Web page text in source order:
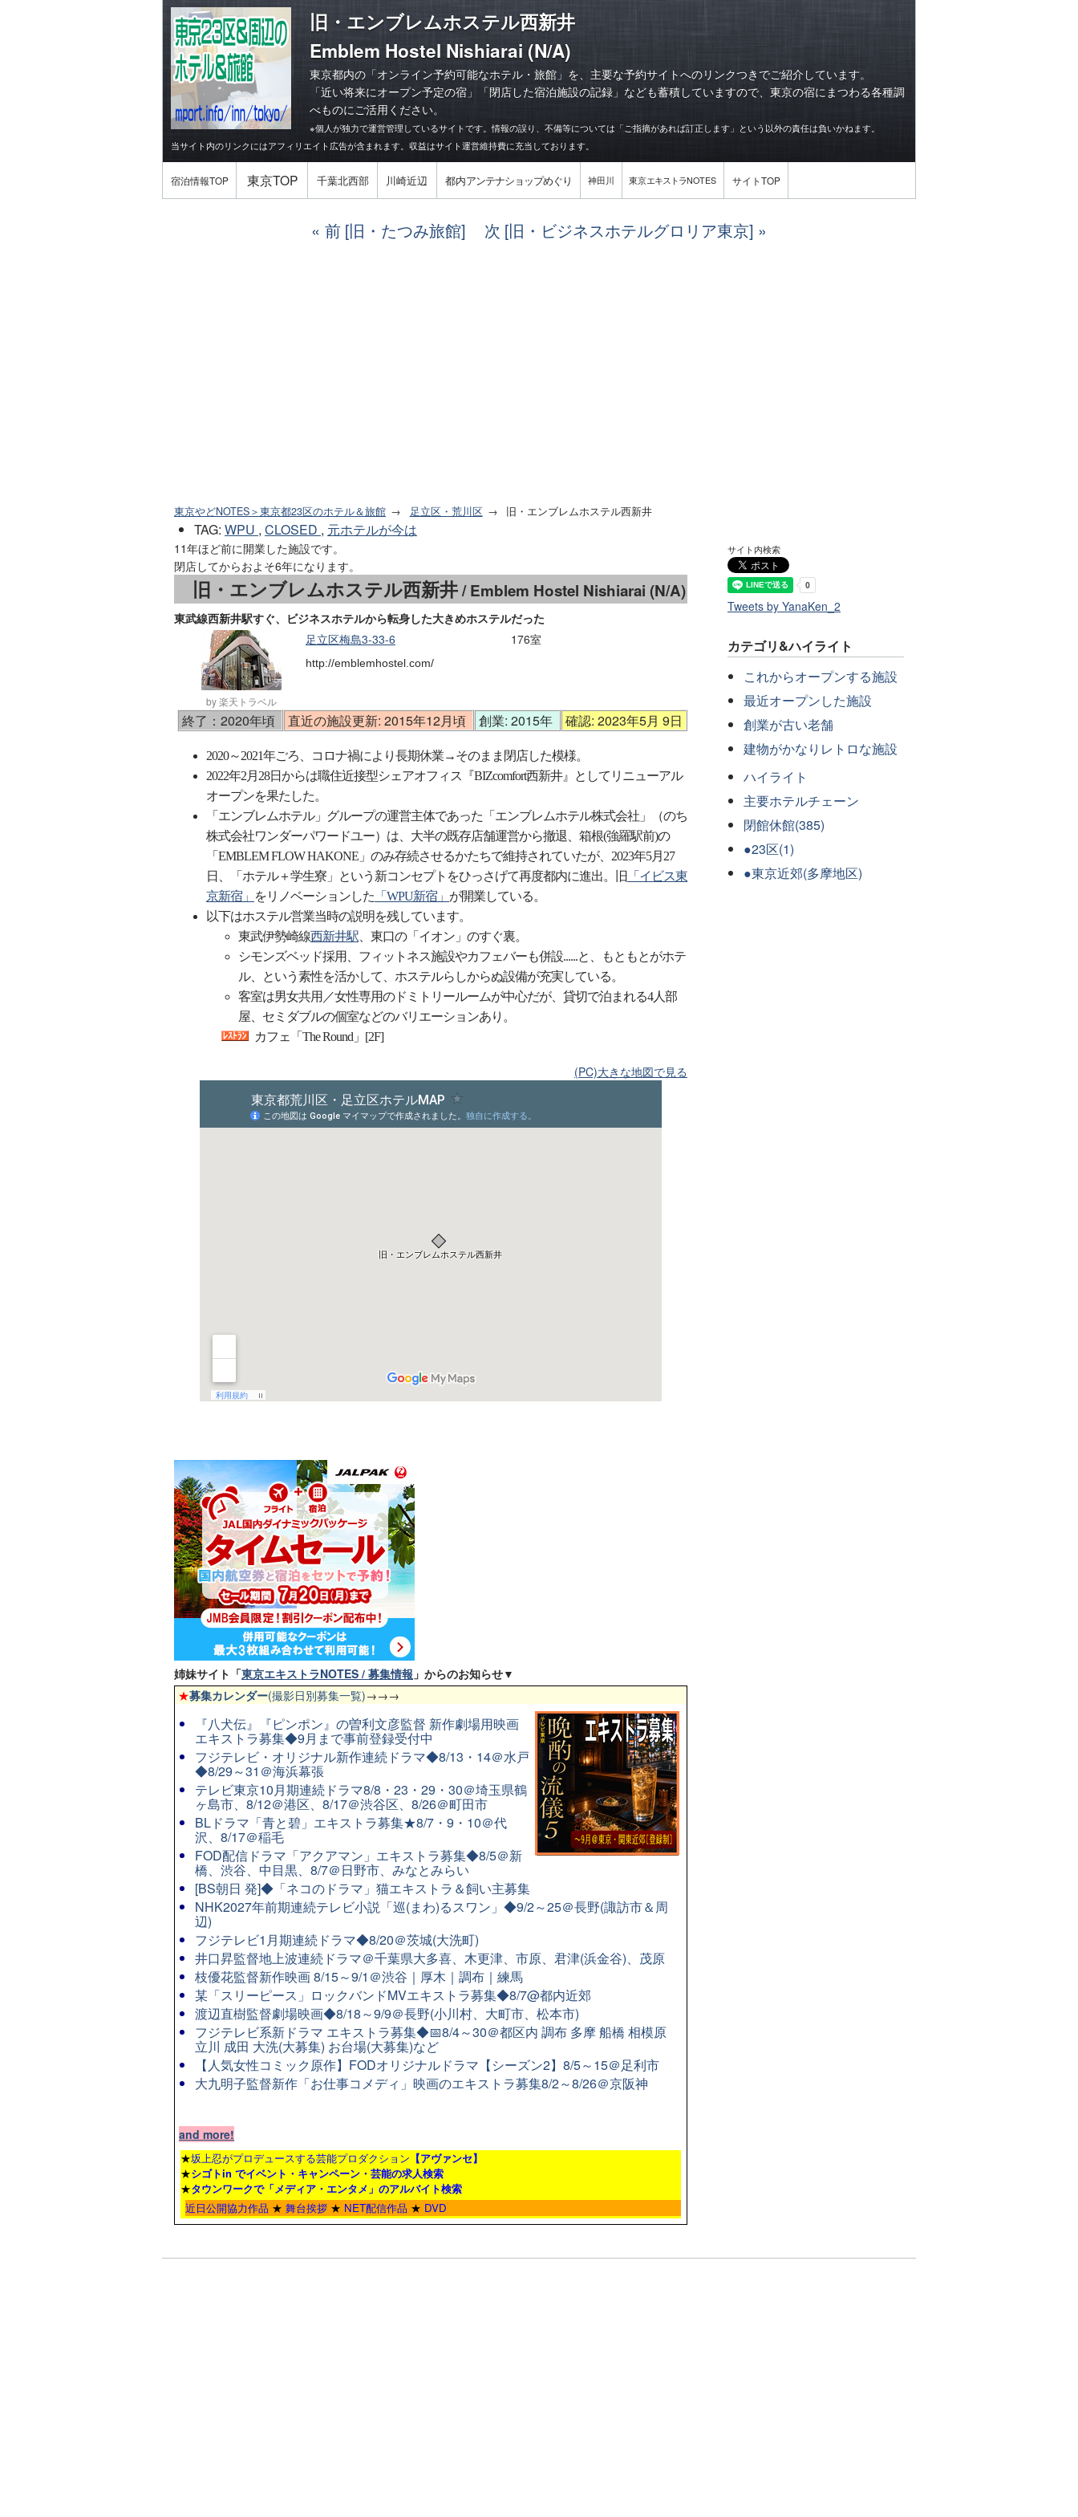
旧・エンブレムホステル西新井
Emblem Hostel Nishiarai (N/A)
東京都内の「オンライン予約可能なホテル・旅館」を、主要な予約サイトへのリンクつきでご紹介しています。
「近い将来にオープン予定の宿」「閉店した宿泊施設の記録」なども蓄積していますので、東京の宿にまつわる各種調
べものにご活用ください。
※個人が独力で運営管理しているサイトです。情報の誤り、不備等については「ご指摘があれば訂正します」という以外の責任は負いかねます。
当サイト内のリンクにはアフィリエイト広告が含まれます。収益はサイト運営維持費に充当しております。
宿泊情報TOP 東京TOP 千葉北西部 川崎近辺 都内アンテナショップめぐり 神田川 東京エキストラNOTES サイトTOP
前 [旧・たつみ旅館] 次 [旧・ビジネスホテルグロリア東京]
東京やどNOTES＞東京都23区のホテル＆旅館 足立区・荒川区 旧・エンブレムホステル西新井
TAG: WPU , CLOSED , 元ホテルが今は
11年ほど前に開業した施設です。
閉店してからおよそ6年になります。
旧・エンブレムホステル西新井/ Emblem Hostel Nishiarai (N/A)
東武線西新井駅すぐ、ビジネスホテルから転身した大きめホステルだった
by 楽天トラベル
176室
足立区梅島3-33-6
http://emblemhostel.com/
終了：2020年頃 直近の施設更新: 2015年12月頃 創業: 2015年 確認: 2023年5月 9日
2020～2021年ごろ、コロナ禍により長期休業→そのまま閉店した模様。
2022年2月28日からは職住近接型シェアオフィス『BIZcomfort西新井』としてリニューアル
オープンを果たした。
「エンブレムホテル」グループの運営主体であった「エンブレムホテル株式会社」（のち
株式会社ワンダーパワードユー）は、大半の既存店舗運営から撤退、箱根(強羅駅前)の
「EMBLEM FLOW HAKONE」のみ存続させるかたちで維持されていたが、2023年5月27
日、「ホテル＋学生寮」という新コンセプトをひっさげて再度都内に進出。旧
「イビス東
京新宿」 をリノベーションした 「WPU新宿」 が開業している。
以下はホステル営業当時の説明を残しています。
東武伊勢崎線西新井駅 、東口の「イオン」のすぐ裏。
シモンズベッド採用、フィットネス施設やカフェバーも併設......と、もともとがホテ
ル、という素性を活かして、ホステルらしからぬ設備が充実している。
客室は男女共用／女性専用のドミトリールームが中心だが、貸切で泊まれる4人部
屋、セミダブルの個室などのバリエーションあり。
カフェ「The Round」[2F]
(PC)大きな地図で見る
姉妹サイト「東京エキストラNOTES / 募集情報 」からのお知らせ▼
★募集カレンダー(撮影日別募集一覧)→→→
『八犬伝』『ピンポン』の曽利文彦監督 新作劇場用映画
エキストラ募集◆9月まで事前登録受付中
フジテレビ・オリジナル新作連続ドラマ◆8/13・14＠水戸
◆8/29～31＠海浜幕張
テレビ東京10月期連続ドラマ8/8・23・29・30＠埼玉県鶴
ヶ島市、8/12＠港区、8/17＠渋谷区、8/26＠町田市
BLドラマ「青と碧」エキストラ募集★8/7・9・10＠代
沢、8/17＠稲毛
FOD配信ドラマ「アクアマン」エキストラ募集◆8/5＠新
橋、渋谷、中目黒、8/7＠日野市、みなとみらい
[BS朝日 発]◆「ネコのドラマ」猫エキストラ＆飼い主募集
NHK2027年前期連続テレビ小説「巡(まわ)るスワン」◆9/2～25＠長野(諏訪市＆周
辺)
フジテレビ1月期連続ドラマ◆8/20＠茨城(大洗町)
井口昇監督地上波連続ドラマ＠千葉県大多喜、木更津、市原、君津(浜金谷)、茂原
枝優花監督新作映画 8/15～9/1＠渋谷｜厚木｜調布｜練馬
某「スリーピース」ロックバンドMVエキストラ募集◆8/7@都内近郊
渡辺直樹監督劇場映画◆8/18～9/9＠長野(小川村、大町市、松本市)
フジテレビ系新ドラマ エキストラ募集◆📅8/4～30＠都区内 調布 多摩 船橋 相模原
立川 成田 大洗(大募集) お台場(大募集)など
【人気女性コミック原作】FODオリジナルドラマ【シーズン2】8/5～15＠足利市
大九明子監督新作「お仕事コメディ」映画のエキストラ募集8/2～8/26＠京阪神
and more!
★坂上忍がプロデュースする芸能プロダクション 【アヴァンセ】
★シゴトin でイベント・キャンペーン・芸能の求人検索
★タウンワークで「メディア・エンタメ」のアルバイト検索
近日公開協力作品 ★ 舞台挨拶 ★ NET配信作品 ★ DVD
サイト内検索
Tweets by YanaKen_2
カテゴリ&ハイライト
これからオープンする施設
最近オープンした施設
創業が古い老舗
建物がかなりレトロな施設
ハイライト
主要ホテルチェーン
閉館休館(385)
●23区(1)
●東京近郊(多摩地区)